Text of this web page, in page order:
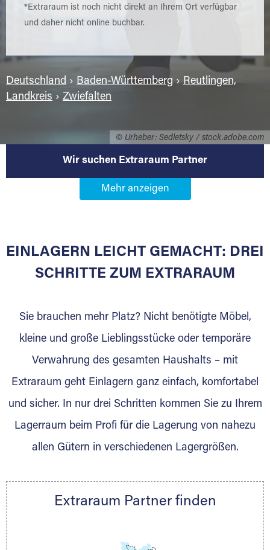
© Urheber: Sedletsky / stock.adobe.com
*Extraraum ist noch nicht direkt an Ihrem Ort verfügbar
und daher nicht online buchbar.
Deutschland › Baden-Württemberg › Reutlingen,
Landkreis › Zwiefalten
Wir suchen Extraraum Partner
Werden Sie Extraraum Partner in
Sie bieten Kunden Lagerraum zur Miete, der
für die Einlagerung von Umzugsgut gebaut
Lagerkunden und Vermietungen.
Ihre Vorteile als Extraraum Partner:
Marktgerechte Preise
Digitale Buchungsplattform
Gewinnung von Neukunden
Nachricht.
Telefon:+49 6145 5442 - 404
DMG Aktiengesellschaft
EINLAGERN LEICHT GEMACHT: DREI
SCHRITTE ZUM EXTRARAUM
Sie brauchen mehr Platz? Nicht benötigte Möbel,
kleine und große Lieblingsstücke oder temporäre
Verwahrung des gesamten Haushalts – mit
Extraraum geht Einlagern ganz einfach, komfortabel
und sicher. In nur drei Schritten kommen Sie zu Ihrem
Lagerraum beim Profi für die Lagerung von nahezu
allen Gütern in verschiedenen Lagergrößen.
Extraraum Partner finden